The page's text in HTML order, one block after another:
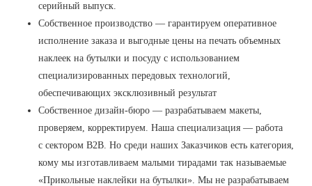
серийный выпуск.
Собственное производство — гарантируем оперативное
исполнение заказа и выгодные цены на печать объемных
наклеек на бутылки и посуду с использованием
специализированных передовых технологий,
обеспечивающих эксклюзивный результат
Собственное дизайн-бюро — разрабатываем макеты,
проверяем, корректируем. Наша специализация — работа
с сектором В2В. Но среди наших Заказчиков есть категория,
кому мы изготавливаем малыми тирадами так называемые
«Прикольные наклейки на бутылки». Мы не разрабатываем